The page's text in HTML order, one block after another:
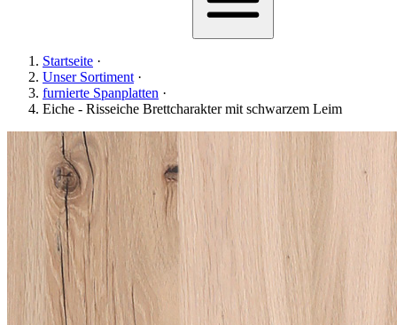
Startseite ·
Unser Sortiment ·
furnierte Spanplatten ·
Eiche - Risseiche Brettcharakter mit schwarzem Leim